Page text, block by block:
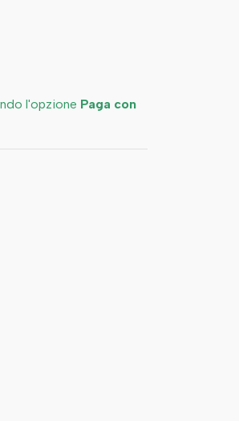
l'opzione Paga con